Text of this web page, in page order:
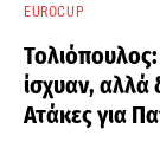
EUROCUP
ίσχυαν, αλλά
Ατάκες για